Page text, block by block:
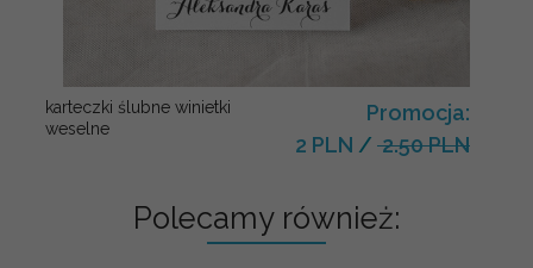
karteczki ślubne winietki
weselne
Promocja:
2 PLN / 2.50 PLN
Polecamy również: